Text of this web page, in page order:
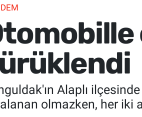
Alaplı
olmazken, her iki